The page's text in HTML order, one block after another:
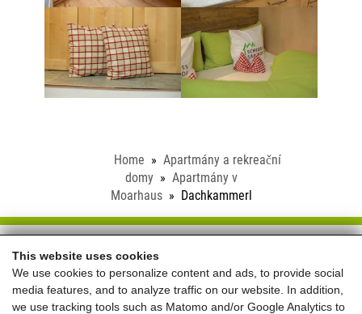
This website uses cookies
We use cookies to personalize content and ads, to provide social
media features, and to analyze traffic on our website. In addition,
we use tracking tools such as Matomo and/or Google Analytics to
Home
Apartmány a rekreační
domy
Apartmány v
Moarhaus
Dachkammerl
Schloss Saalhof
Familie Rieder ● Saalhofstr. 26 ● A-5751 Maishofen
Telefon:+43 660 5703237